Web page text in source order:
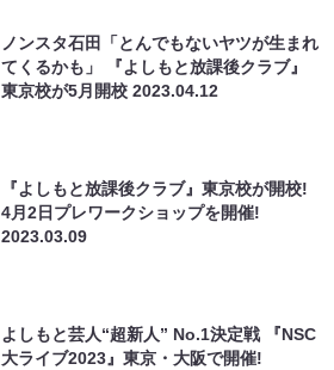
ノンスタ石田「とんでもないヤツが生まれ
てくるかも」 『よしもと放課後クラブ』
東京校が5月開校2023.04.12
『よしもと放課後クラブ』東京校が開校!
4月2日プレワークショップを開催!
2023.03.09
よしもと芸人“超新人” No.1決定戦 『NSC
大ライブ2023』東京・大阪で開催!